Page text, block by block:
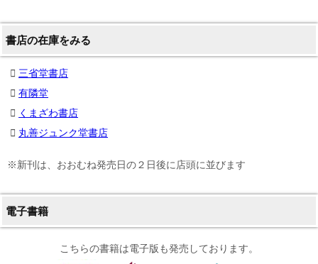
書店の在庫をみる
三省堂書店
有隣堂
くまざわ書店
丸善ジュンク堂書店
※新刊は、おおむね発売日の２日後に店頭に並びます
電子書籍
こちらの書籍は電子版も発売しております。